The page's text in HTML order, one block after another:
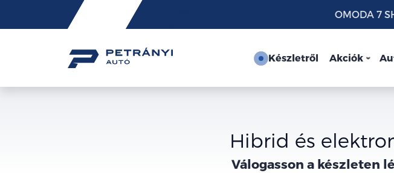
Friss
hírek
OMODA 7
Készletről Akciók
Hibrid és
Válogasson a készleten